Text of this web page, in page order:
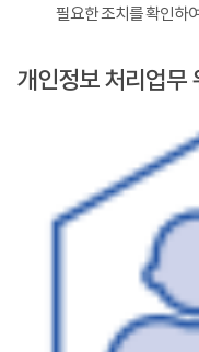
필요한 조치를 확인하
개인정보 처리업무